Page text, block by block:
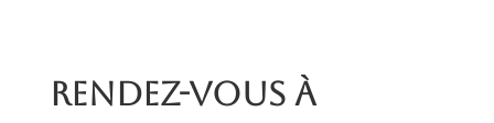
Rendez-vous à